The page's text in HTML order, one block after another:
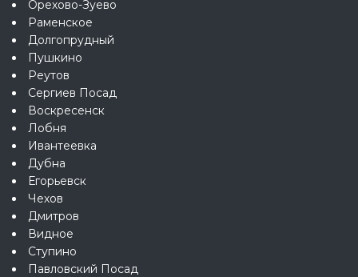
Орехово-Зуево
Раменское
Долгопрудный
Пушкино
Реутов
Сергиев Посад
Воскресенск
Лобня
Ивантеевка
Дубна
Егорьевск
Чехов
Дмитров
Видное
Ступино
Павловский Посад